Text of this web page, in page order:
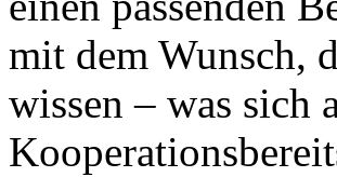
mit dem Wunsch,
wissen – was sich